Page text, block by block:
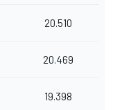
20.510
20.469
19.398